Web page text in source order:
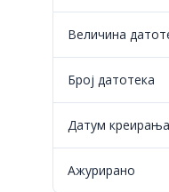
Величина
Број датотека
Датум креирања
Ажурирано